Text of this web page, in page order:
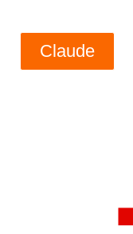
Claude